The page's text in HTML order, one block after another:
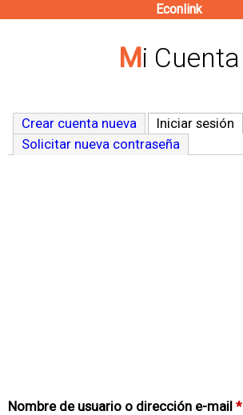
contenido
Econlink
Mi Cuenta
Crear cuenta nueva Iniciar sesión
Solicitar nueva contraseña
Nombre de usuario o dirección e-mail *